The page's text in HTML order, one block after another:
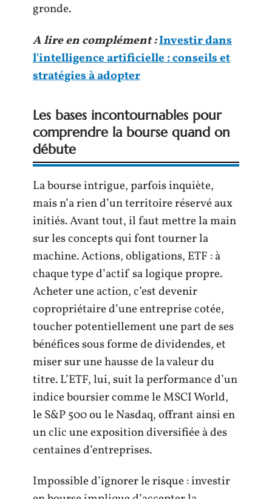
gronde.
A lire en complément :Investir dans
l'intelligence artificielle : conseils et
stratégies à adopter
Les bases incontournables pour
comprendre la bourse quand on
débute
La bourse intrigue, parfois inquiète,
mais n’a rien d’un territoire réservé aux
initiés. Avant tout, il faut mettre la main
sur les concepts qui font tourner la
machine. Actions, obligations, ETF : à
chaque type d’actif sa logique propre.
Acheter une action, c’est devenir
copropriétaire d’une entreprise cotée,
toucher potentiellement une part de ses
bénéfices sous forme de dividendes, et
miser sur une hausse de la valeur du
titre. L’ETF, lui, suit la performance d’un
indice boursier comme le MSCI World,
le S&P 500 ou le Nasdaq, offrant ainsi en
un clic une exposition diversifiée à des
centaines d’entreprises.
Impossible d’ignorer le risque : investir